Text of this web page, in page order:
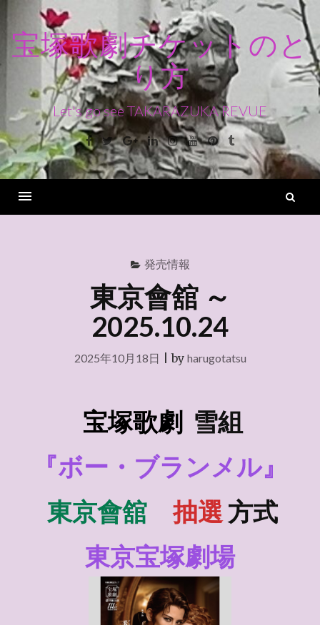
ン
ス
キ
ッ
宝塚歌劇チケットのと
り方
Let's go see TAKARAZUKA REVUE
Facebook
TwitterGoogle+LinkedinInstagram
YoutubePinterest
Tumblr
発売情報
東京會舘 ～
2025.10.24
2025年10月18日 |by harugotatsu
宝塚歌劇 雪組
『ボー・ブランメル』
東京會舘
抽選 方式
東京宝塚劇場